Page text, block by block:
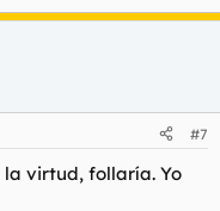
#7
la virtud, follaría. Yo